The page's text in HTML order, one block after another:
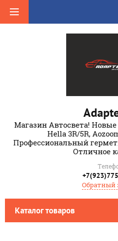
Магазин Автосвета!
Hella 3R/5R,
Профессиональный
Отличное
Обратный
Каталог товаров